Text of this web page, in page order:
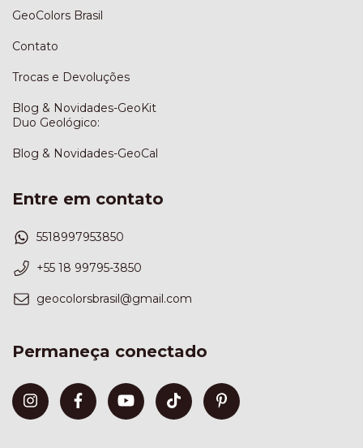
GeoColors Brasil
Contato
Trocas e Devoluções
Blog & Novidades-GeoKit
Duo Geológico:
Blog & Novidades-GeoCal
Entre em contato
5518997953850
+55 18 99795-3850
geocolorsbrasil@gmail.com
Permaneça conectado